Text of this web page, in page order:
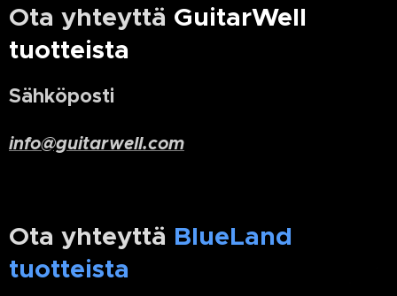
Ota yhteyttä GuitarWell
tuotteista
Sähköposti
info@guitarwell.com
Ota yhteyttä BlueLand
tuotteista